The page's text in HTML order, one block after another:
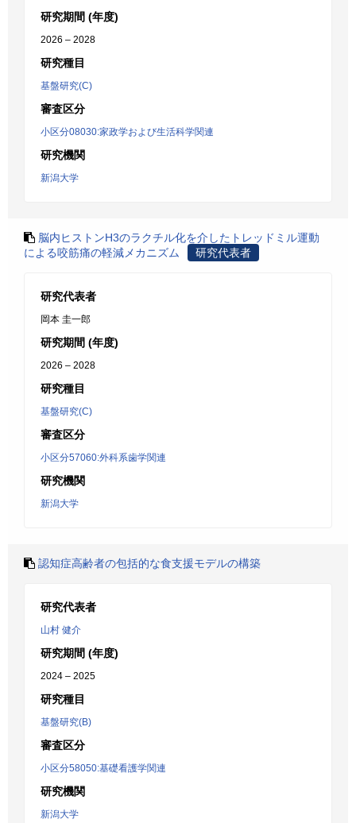
研究期間 (年度)
2026 – 2028
研究種目
基盤研究(C)
審査区分
小区分08030:家政学および生活科学関連
研究機関
新潟大学
脳内ヒストンH3のラクチル化を介したトレッドミル運動
による咬筋痛の軽減メカニズム
研究代表者
研究代表者
岡本 圭一郎
研究期間 (年度)
2026 – 2028
研究種目
基盤研究(C)
審査区分
小区分57060:外科系歯学関連
研究機関
新潟大学
認知症高齢者の包括的な食支援モデルの構築
研究代表者
山村 健介
研究期間 (年度)
2024 – 2025
研究種目
基盤研究(B)
審査区分
小区分58050:基礎看護学関連
研究機関
新潟大学